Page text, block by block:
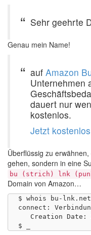
Sehr geehrte
Genau mein Name!
auf Amazon
Unternehmen
dauert nur
kostenlos.
Jetzt
Überflüssig zu
gehen, sondern in eine
bu (strich) lnk
Domain von Amazon…
$ whois bu-
connect:
Creation Date: